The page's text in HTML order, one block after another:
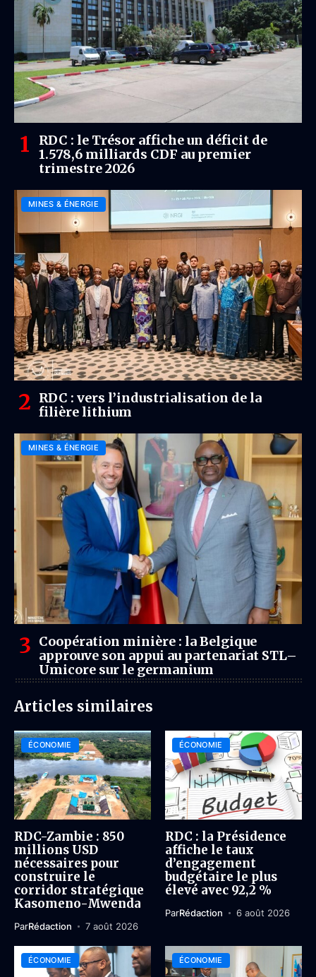
RDC : le Trésor affiche un déficit de
1.578,6 milliards CDF au premier
trimestre 2026
MINES & ÉNERGIE
RDC : vers l’industrialisation de la
filière lithium
MINES & ÉNERGIE
Coopération minière : la Belgique
approuve son appui au partenariat STL–
Umicore sur le germanium
Articles similaires
ÉCONOMIE
RDC-Zambie : 850
millions USD
nécessaires pour
construire le
corridor stratégique
Kasomeno-Mwenda
ParRédaction 7 août 2026
ÉCONOMIE
RDC : la Présidence
affiche le taux
d’engagement
budgétaire le plus
élevé avec 92,2 %
ParRédaction 6 août 2026
ÉCONOMIE ÉCONOMIE